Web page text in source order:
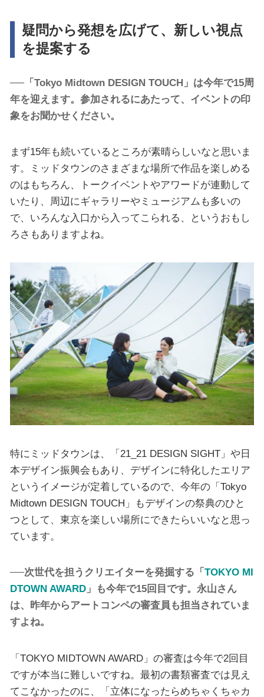
疑問から発想を広げて、新しい視点
を提案する
──「Tokyo Midtown DESIGN TOUCH」は今年で15周
年を迎えます。参加されるにあたって、イベントの印
象をお聞かせください。
まず15年も続いているところが素晴らしいなと思いま
す。ミッドタウンのさまざまな場所で作品を楽しめる
のはもちろん、トークイベントやアワードが連動して
いたり、周辺にギャラリーやミュージアムも多いの
で、いろんな入口から入ってこられる、というおもし
ろさもありますよね。
特にミッドタウンは、「21_21 DESIGN SIGHT」や日
本デザイン振興会もあり、デザインに特化したエリア
というイメージが定着しているので、今年の「Tokyo
Midtown DESIGN TOUCH」もデザインの祭典のひと
つとして、東京を楽しい場所にできたらいいなと思っ
ています。
──次世代を担うクリエイターを発掘する「 TOKYO MI
DTOWN AWARD」も今年で15回目です。永山さん
は、昨年からアートコンペの審査員も担当されていま
すよね。
「TOKYO MIDTOWN AWARD」の審査は今年で2回目
ですが本当に難しいですね。最初の書類審査では見え
てこなかったのに、「立体になったらめちゃくちゃカ